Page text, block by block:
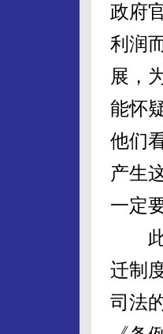
政府
利润
展，
能怀
他们
产生
一定
此
迁制
司法